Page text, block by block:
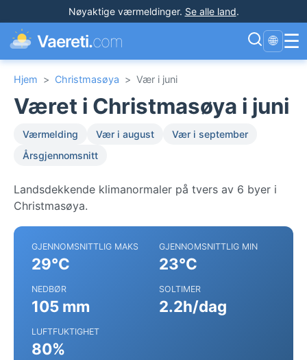
Nøyaktige værmeldinger. Se alle land.
Vaereti.com 🌐 ☰
Hjem > Christmasøya > Vær i juni
Været i Christmasøya i juni
Værmelding Vær i august
Vær i september
Årsgjennomsnitt
Landsdekkende klimanormaler på tvers av 6 byer i
Christmasøya.
GJENNOMSNITTLIG MAKS
29°C
GJENNOMSNITTLIG MIN
23°C
NEDBØR
105 mm
SOLTIMER
2.2h/dag
LUFTFUKTIGHET
80%